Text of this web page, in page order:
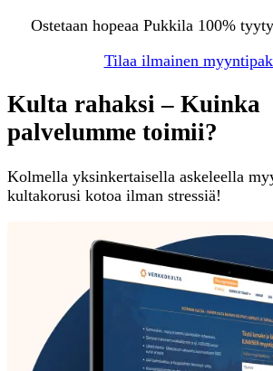
Ostetaan hopeaa Pukkila 100%
Tilaa ilmainen
Kulta rahaksi – Kuinka
palvelumme toimii?
Kolmella yksinkertaisella askeleella
kultakorusi kotoa ilman stressiä!